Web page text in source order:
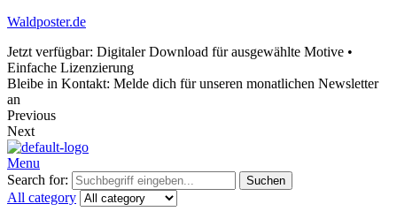
Waldposter.de
Jetzt verfügbar: Digitaler Download für ausgewählte Motive •
Einfache Lizenzierung
Bleibe in Kontakt: Melde dich für unseren monatlichen Newsletter
an
Previous
Next
Menu
Search for:
Suchen
All category